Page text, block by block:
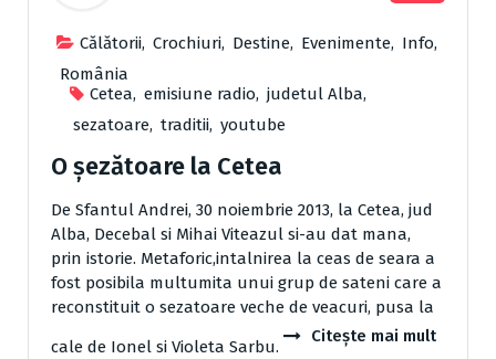
Cǎlǎtorii, Crochiuri, Destine, Evenimente, Info,
România
Cetea, emisiune radio, judetul Alba,
sezatoare, traditii, youtube
O şezătoare la Cetea
De Sfantul Andrei, 30 noiembrie 2013, la Cetea, jud
Alba, Decebal si Mihai Viteazul si-au dat mana,
prin istorie. Metaforic,intalnirea la ceas de seara a
fost posibila multumita unui grup de sateni care a
reconstituit o sezatoare veche de veacuri, pusa la
cale de Ionel si Violeta Sarbu.
Citește mai mult